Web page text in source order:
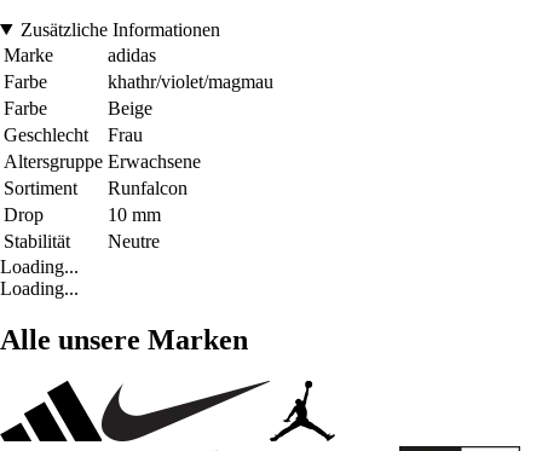
Zusätzliche Informationen
Marke
adidas
Farbe
khathr/violet/magmau
Farbe
Beige
Geschlecht
Frau
Altersgruppe Erwachsene
Sortiment
Runfalcon
Drop
10 mm
Stabilität
Neutre
Loading...
Loading...
Alle unsere Marken